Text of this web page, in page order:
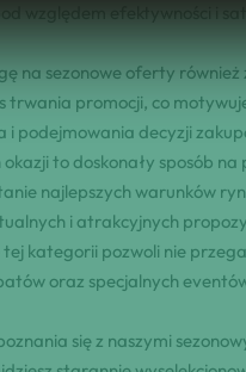
na sezonowe oferty również
trwania promocji, co
i podejmowania decyzji
to doskonały sposób
najlepszych warunków
i atrakcyjnych
kategorii pozwoli nie
oraz specjalnych
się z naszymi